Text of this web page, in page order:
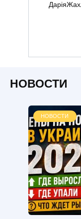
НОВОСТИ
НОВОСТИ